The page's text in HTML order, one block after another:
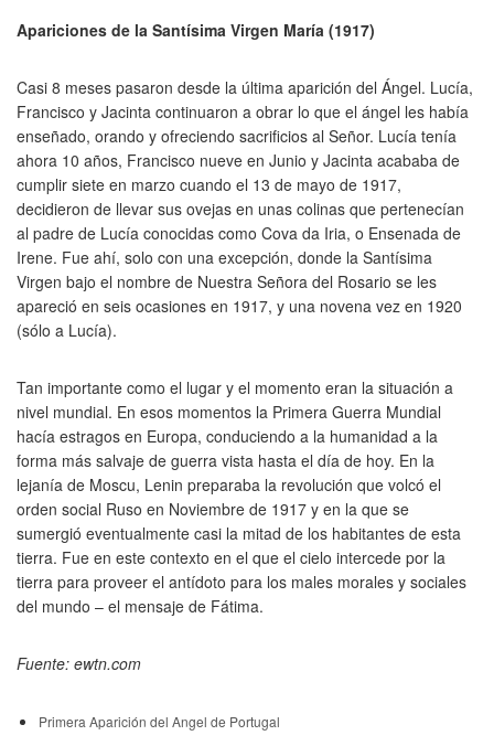
Apariciones de la Santísima Virgen María (1917)
Casi 8 meses pasaron desde la última aparición del Ángel. Lucía,
Francisco y Jacinta continuaron a obrar lo que el ángel les había
enseñado, orando y ofreciendo sacrificios al Señor. Lucía tenía
ahora 10 años, Francisco nueve en Junio y Jacinta acababa de
cumplir siete en marzo cuando el 13 de mayo de 1917,
decidieron de llevar sus ovejas en unas colinas que pertenecían
al padre de Lucía conocidas como Cova da Iria, o Ensenada de
Irene. Fue ahí, solo con una excepción, donde la Santísima
Virgen bajo el nombre de Nuestra Señora del Rosario se les
apareció en seis ocasiones en 1917, y una novena vez en 1920
(sólo a Lucía).
Tan importante como el lugar y el momento eran la situación a
nivel mundial. En esos momentos la Primera Guerra Mundial
hacía estragos en Europa, conduciendo a la humanidad a la
forma más salvaje de guerra vista hasta el día de hoy. En la
lejanía de Moscu, Lenin preparaba la revolución que volcó el
orden social Ruso en Noviembre de 1917 y en la que se
sumergió eventualmente casi la mitad de los habitantes de esta
tierra. Fue en este contexto en el que el cielo intercede por la
tierra para proveer el antídoto para los males morales y sociales
del mundo – el mensaje de Fátima.
Fuente: ewtn.com
Primera Aparición del Angel de Portugal